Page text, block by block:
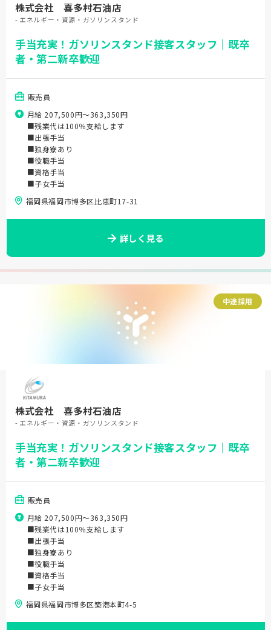
株式会社 喜多村石油店
- エネルギー・資源・ガソリンスタンド
手当充実！ガソリンスタンド接客スタッフ｜既卒
者・第二新卒歓迎
販売員
月給 207,500円〜363,350円
■残業代は100％支給します
■出張手当
■独身寮あり
■役職手当
■資格手当
■子女手当
福岡県福岡市博多区比恵町17-31
詳しく見る
中途採用
株式会社 喜多村石油店
- エネルギー・資源・ガソリンスタンド
手当充実！ガソリンスタンド接客スタッフ｜既卒
者・第二新卒歓迎
販売員
月給 207,500円〜363,350円
■残業代は100％支給します
■出張手当
■独身寮あり
■役職手当
■資格手当
■子女手当
福岡県福岡市博多区築港本町4-5